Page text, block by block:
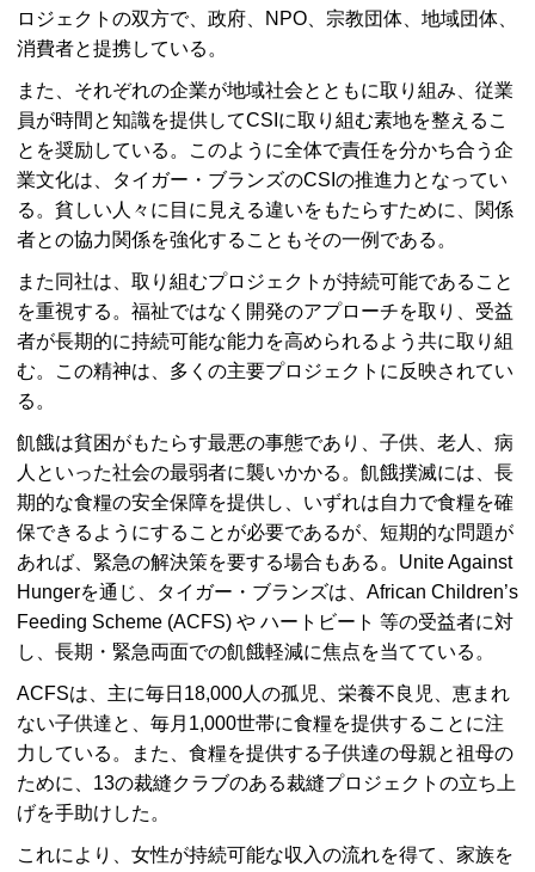
ロジェクトの双方で、政府、NPO、宗教団体、地域団体、
消費者と提携している。
また、それぞれの企業が地域社会とともに取り組み、従業
員が時間と知識を提供してCSIに取り組む素地を整えるこ
とを奨励している。このように全体で責任を分かち合う企
業文化は、タイガー・ブランズのCSIの推進力となってい
る。貧しい人々に目に見える違いをもたらすために、関係
者との協力関係を強化することもその一例である。
また同社は、取り組むプロジェクトが持続可能であること
を重視する。福祉ではなく開発のアプローチを取り、受益
者が長期的に持続可能な能力を高められるよう共に取り組
む。この精神は、多くの主要プロジェクトに反映されてい
る。
飢餓は貧困がもたらす最悪の事態であり、子供、老人、病
人といった社会の最弱者に襲いかかる。飢餓撲滅には、長
期的な食糧の安全保障を提供し、いずれは自力で食糧を確
保できるようにすることが必要であるが、短期的な問題が
あれば、緊急の解決策を要する場合もある。Unite Against
Hungerを通じ、タイガー・ブランズは、African Children’s
Feeding Scheme (ACFS) や ハートビート 等の受益者に対
し、長期・緊急両面での飢餓軽減に焦点を当てている。
ACFSは、主に毎日18,000人の孤児、栄養不良児、恵まれ
ない子供達と、毎月1,000世帯に食糧を提供することに注
力している。また、食糧を提供する子供達の母親と祖母の
ために、13の裁縫クラブのある裁縫プロジェクトの立ち上
げを手助けした。
これにより、女性が持続可能な収入の流れを得て、家族を